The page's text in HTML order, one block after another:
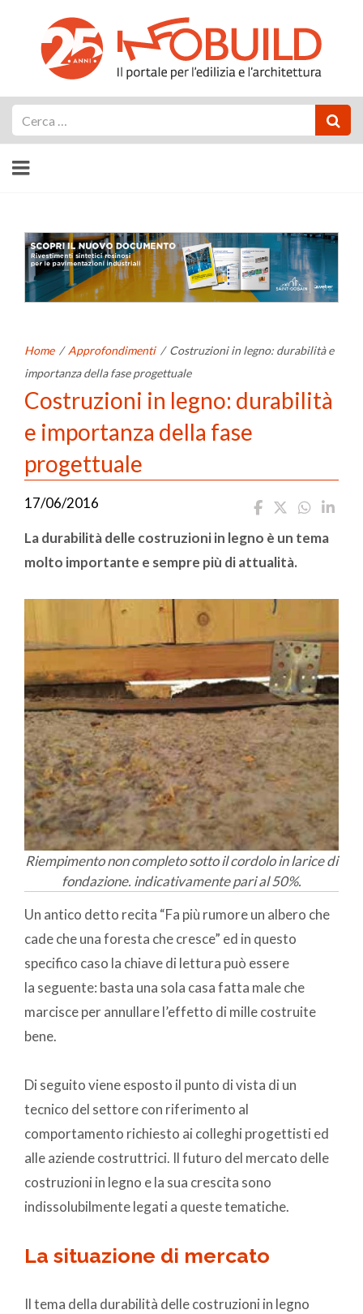
Home / Approfondimenti / Costruzioni in legno: durabilità e
importanza della fase progettuale
Costruzioni in legno: durabilità
e importanza della fase
progettuale
17/06/2016
La durabilità delle costruzioni in legno è un tema
molto importante e sempre più di attualità.
Riempimento non completo sotto il cordolo in larice di
fondazione. indicativamente pari al 50%.
Un antico detto recita “Fa più rumore un albero che
cade che una foresta che cresce” ed in questo
specifico caso la chiave di lettura può essere
la seguente: basta una sola casa fatta male che
marcisce per annullare l’effetto di mille costruite
bene.
Di seguito viene esposto il punto di vista di un
tecnico del settore con riferimento al
comportamento richiesto ai colleghi progettisti ed
alle aziende costruttrici. Il futuro del mercato delle
costruzioni in legno e la sua crescita sono
indissolubilmente legati a queste tematiche.
La situazione di mercato
Il tema della durabilità delle costruzioni in legno